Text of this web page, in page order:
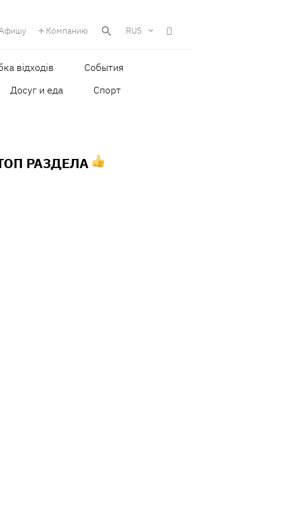
Компанию RUS
відходів
События
Досуг и еда
Спорт
РАЗДЕЛА